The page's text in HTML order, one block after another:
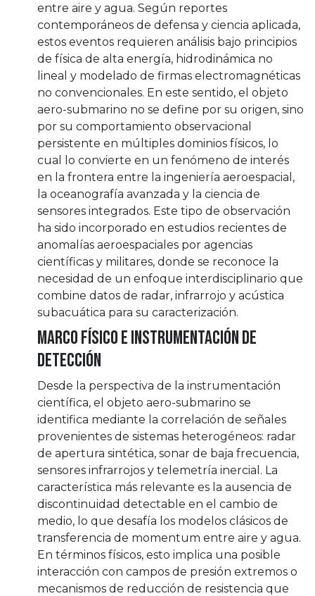
entre aire y agua. Según reportes
contemporáneos de defensa y ciencia aplicada,
estos eventos requieren análisis bajo principios
de física de alta energía, hidrodinámica no
lineal y modelado de firmas electromagnéticas
no convencionales. En este sentido, el objeto
aero-submarino no se define por su origen, sino
por su comportamiento observacional
persistente en múltiples dominios físicos, lo
cual lo convierte en un fenómeno de interés
en la frontera entre la ingeniería aeroespacial,
la oceanografía avanzada y la ciencia de
sensores integrados. Este tipo de observación
ha sido incorporado en estudios recientes de
anomalías aeroespaciales por agencias
científicas y militares, donde se reconoce la
necesidad de un enfoque interdisciplinario que
combine datos de radar, infrarrojo y acústica
subacuática para su caracterización.
Marco físico e instrumentación de
detección
Desde la perspectiva de la instrumentación
científica, el objeto aero-submarino se
identifica mediante la correlación de señales
provenientes de sistemas heterogéneos: radar
de apertura sintética, sonar de baja frecuencia,
sensores infrarrojos y telemetría inercial. La
característica más relevante es la ausencia de
discontinuidad detectable en el cambio de
medio, lo que desafía los modelos clásicos de
transferencia de momentum entre aire y agua.
En términos físicos, esto implica una posible
interacción con campos de presión extremos o
mecanismos de reducción de resistencia que